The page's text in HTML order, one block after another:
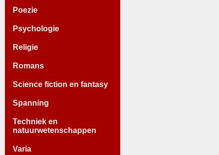
Poezie
Psychologie
Religie
Romans
Science fiction en fantasy
Spanning
Techniek en
natuurwetenschappen
Varia